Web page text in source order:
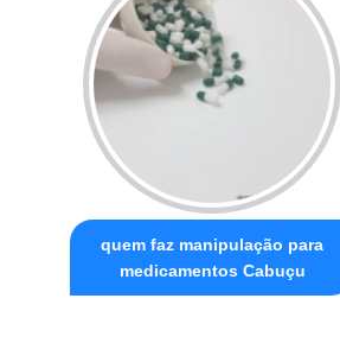
quem faz manipulação para
medicamentos Cabuçu